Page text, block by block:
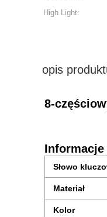
High Light:
opis
8-
Słowo
Materiał
Kolor